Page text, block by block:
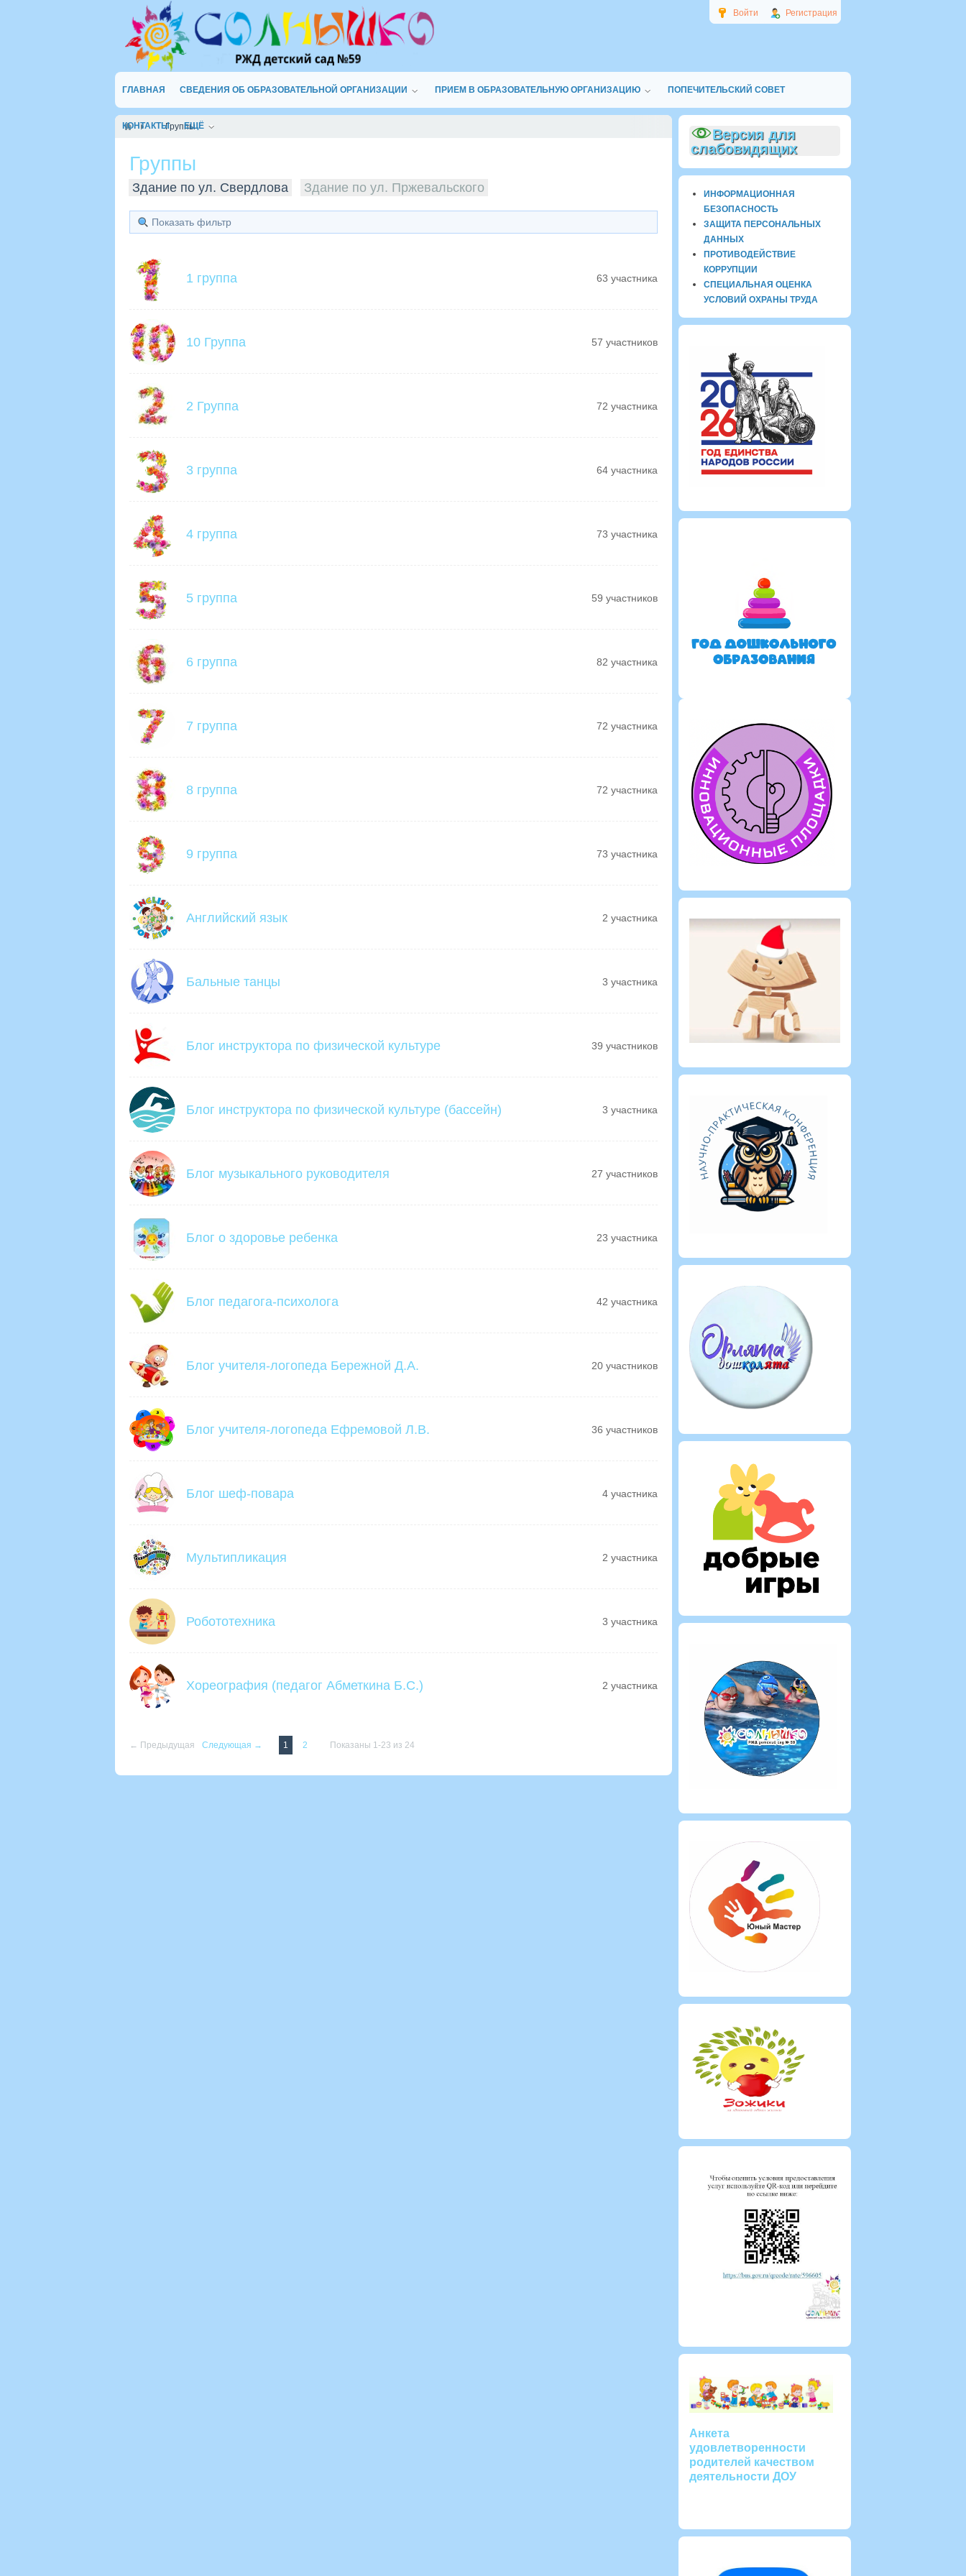
Войти Регистрация
ГЛАВНАЯ СВЕДЕНИЯ ОБ ОБРАЗОВАТЕЛЬНОЙ ОРГАНИЗАЦИИ ПРИЕМ В ОБРАЗОВАТЕЛЬНУЮ ОРГАНИЗАЦИЮ ПОПЕЧИТЕЛЬСКИЙ СОВЕТ
КОНТАКТЫ ЕЩЁ
Группы
Группы
Здание по ул. Свердлова Здание по ул. Пржевальского
Показать фильтр
1 группа 63 участника
10 Группа 57 участников
2 Группа 72 участника
3 группа 64 участника
4 группа 73 участника
5 группа 59 участников
6 группа 82 участника
7 группа 72 участника
8 группа 72 участника
9 группа 73 участника
Английский язык 2 участника
Бальные танцы 3 участника
Блог инструктора по физической культуре 39 участников
Блог инструктора по физической культуре (бассейн) 3 участника
Блог музыкального руководителя 27 участников
Блог о здоровье ребенка 23 участника
Блог педагога-психолога 42 участника
Блог учителя-логопеда Бережной Д.А. 20 участников
Блог учителя-логопеда Ефремовой Л.В. 36 участников
Блог шеф-повара 4 участника
Мультипликация 2 участника
Робототехника 3 участника
Хореография (педагог Абметкина Б.С.) 2 участника
← Предыдущая Следующая → 1 2 Показаны 1-23 из 24
Версия для
слабовидящих
ИНФОРМАЦИОННАЯ
БЕЗОПАСНОСТЬ
ЗАЩИТА ПЕРСОНАЛЬНЫХ
ДАННЫХ
ПРОТИВОДЕЙСТВИЕ
КОРРУПЦИИ
СПЕЦИАЛЬНАЯ ОЦЕНКА
УСЛОВИЙ ОХРАНЫ ТРУДА
Анкета
удовлетворенности
родителей качеством
деятельности ДОУ